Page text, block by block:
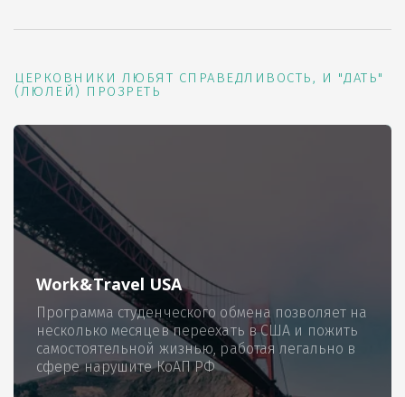
ЦЕРКОВНИКИ ЛЮБЯТ СПРАВЕДЛИВОСТЬ, И "ДАТЬ"
(ЛЮЛЕЙ) ПРОЗРЕТЬ
Work&Travel USA
Программа студенческого обмена позволяет на
несколько месяцев переехать в США и пожить
самостоятельной жизнью, работая легально в
сфере нарушите КоАП РФ